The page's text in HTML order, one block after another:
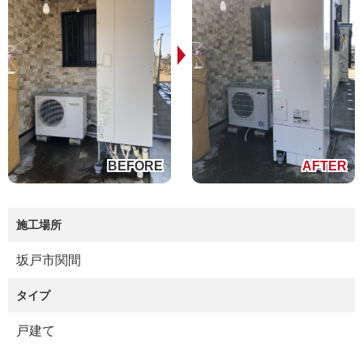
施工場所
坂戸市関間
タイプ
戸建て